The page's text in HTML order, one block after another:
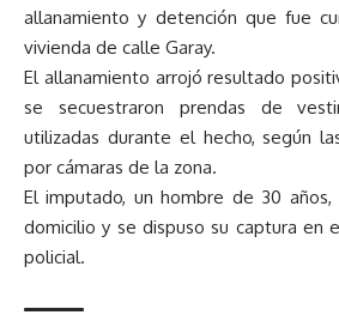
allanamiento y detención que fue
vivienda de calle Garay.
El allanamiento arrojó resultado
se secuestraron prendas de
utilizadas durante el hecho, según
por cámaras de la zona.
El imputado, un hombre de 30
domicilio y se dispuso su captura en
policial.